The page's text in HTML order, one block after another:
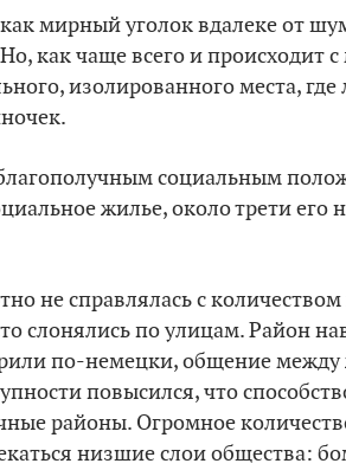
мирный уголок вдалеке от
как чаще всего и происходит с
изолированного места,
социальным
жилье, около трети его
не справлялась с
слонялись по улицам. Район
по-немецки, общение
повысился, что
районы. Огромное
низшие слои общества: